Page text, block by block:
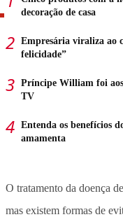
decoração de casa
Empresária viraliza ao
felicidade”
Príncipe William foi
TV
Entenda os benefícios
amamenta
O tratamento da doença
mas existem formas de